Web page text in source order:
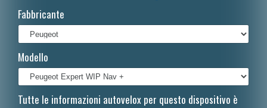
Deutsch
Polski
Fabbricante
Modello
Tutte le informazioni autovelox per questo dispositivo è